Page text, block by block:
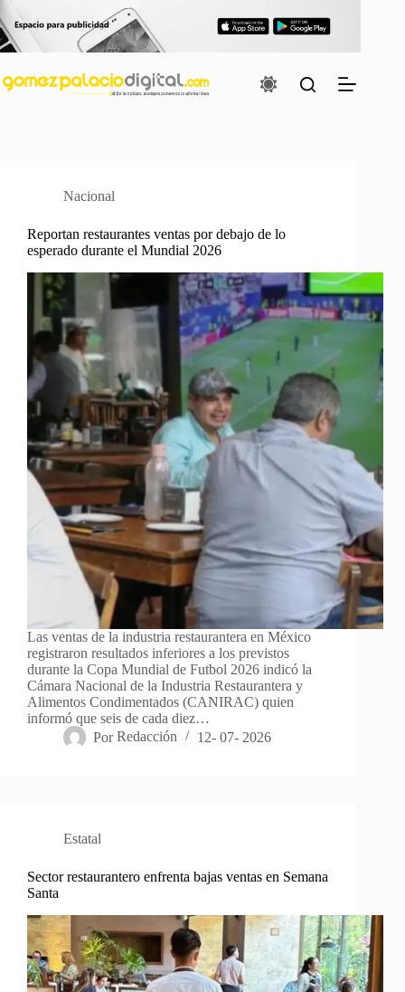
al
contenido
Nacional
Reportan restaurantes ventas por debajo de lo
esperado durante el Mundial 2026
Las ventas de la industria restaurantera en México
registraron resultados inferiores a los previstos
durante la Copa Mundial de Futbol 2026 indicó la
Cámara Nacional de la Industria Restaurantera y
Alimentos Condimentados (CANIRAC) quien
informó que seis de cada diez…
Por Redacción 12- 07- 2026
Estatal
Sector restaurantero enfrenta bajas ventas en Semana
Santa